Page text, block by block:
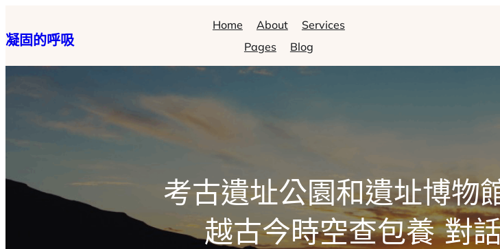
至
主
凝固的呼吸
Home About
Services
Pages
Blog
考古遺址公園和遺址博
越古今時空查包養 對